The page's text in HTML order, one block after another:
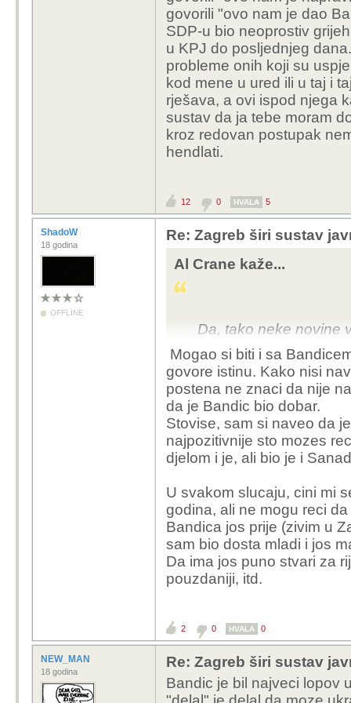
govorili "ovo nam je dao
SDP-u bio neoprostiv
u KPJ do posljednjeg
probleme onih koji su
kod mene u ured ili u taj i
rješava, a ovi ispod njega
sustav da ja tebe moram
kroz redovan postupak
hendlati.
12 0 HVALA 5
ShadoW
18 godina
OFFLINE
Re: Zagreb širi sustav
Al Crane kaže...
Da, tako neke novine
tek dotepenec sa
gle; kad god sam ga
su se javljali slušatelji
vodovod/kanalizacija/
u našu ulicu", uvijek
spremne odgovore u
računa o problemima
čak i zahvaljivali.
Nego, ne sporim taj
poštenju nacije
sobi s nekim od
rješavanja zemljišnih
astronomske cifre)?
Mogao si biti i sa
govore istinu. Kako nisi
postena ne znaci da nije
da je Bandic bio dobar.
Stovise, sam si naveo da
najpozitivnije sto mozes
djelom i je, ali bio je i
U svakom slucaju, cini mi
godina, ali ne mogu reci
Bandica jos prije (zivim u
sam bio dosta mladi i jos
Da ima jos puno stvari za
pouzdaniji, itd.
2 0 HVALA 0
NEW_MAN
18 godina
Re: Zagreb širi sustav
Bandic je bil najveci lopov